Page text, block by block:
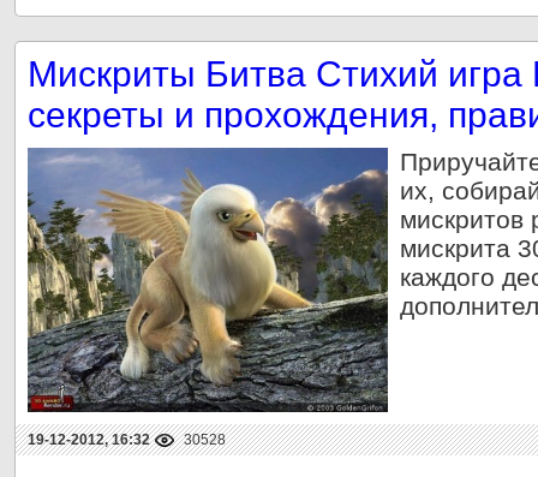
Мискриты Битва Стихий
секреты и прохождения,
их,
мискритов
мискрита
каждого
19-12-2012, 16:32 30528